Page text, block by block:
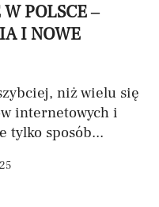
POLSCE –
I NOWE
niż wielu się
internetowych i
tylko sposób...